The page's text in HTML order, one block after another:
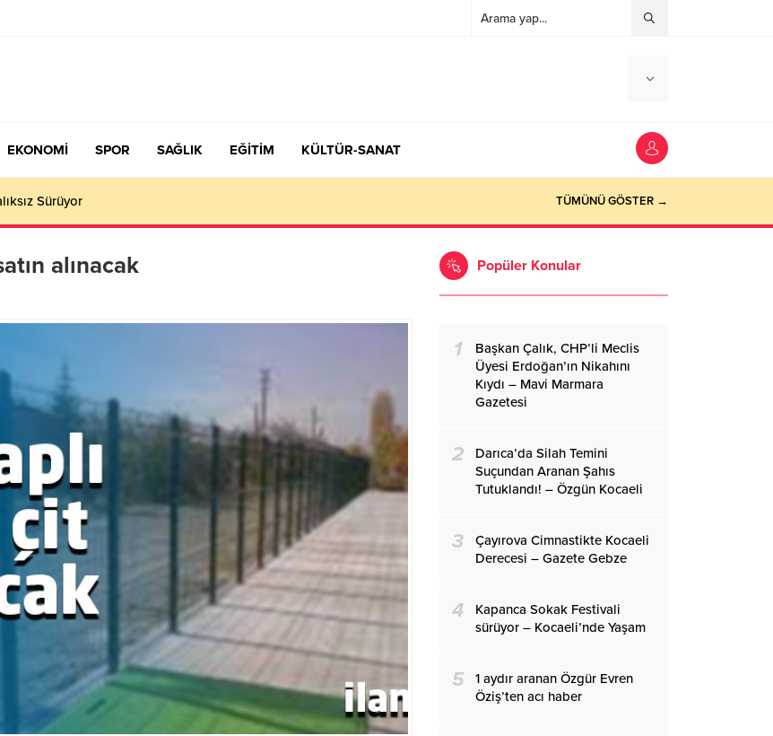
EKONOMİ SPOR SAĞLIK EĞİTİM KÜLTÜR-SANAT
ve Yerleştirme Kılavuzu yayımlandı – Nefes Gazetesi – Kocaeli Haber TÜMÜNÜ GÖSTER →
alınacak Popüler Konular
1
Başkan Çalık, CHP’li Meclis
Üyesi Erdoğan’ın Nikahını
Kıydı – Mavi Marmara
Gazetesi
2
Darıca’da Silah Temini
Suçundan Aranan Şahıs
Tutuklandı! – Özgün Kocaeli
3
Çayırova Cimnastikte Kocaeli
Derecesi – Gazete Gebze
4
Kapanca Sokak Festivali
sürüyor – Kocaeli’nde Yaşam
5
1 aydır aranan Özgür Evren
Öziş’ten acı haber